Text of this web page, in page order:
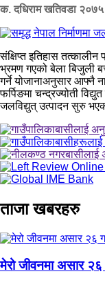
क. दधिराम खतिवडा २०७५
संक्षिप्त इतिहास
भ्रमण गएको बेला बिजुली
गर्ने योजानाअनुसार आफ्नै
फर्पिङमा चन्द्रज्योती
जलविद्युत् उत्पादन सुरु
ताजा खबरहरु
मेरो जीवनमा असार